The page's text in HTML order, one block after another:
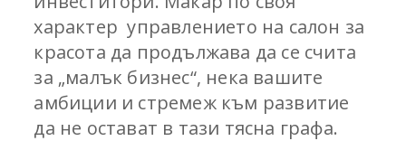
характер управлението на салон за
красота да продължава да се счита
за „малък бизнес“, нека вашите
амбиции и стремеж към развитие
да не остават в тази тясна графа.